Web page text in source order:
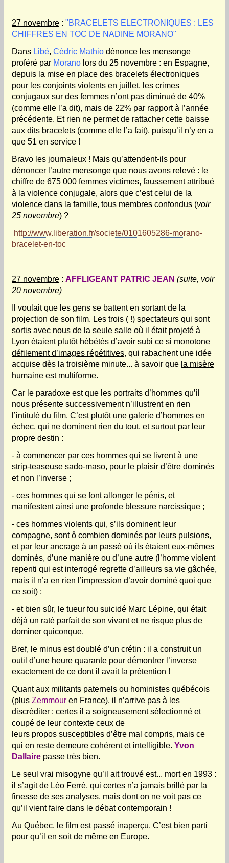
27 novembre : "BRACELETS ELECTRONIQUES : LES
CHIFFRES EN TOC DE NADINE MORANO"
Dans Libé, Cédric Mathio dénonce les mensonge
proféré par Morano lors du 25 novembre : en Espagne,
depuis la mise en place des bracelets électroniques
pour les conjoints violents en juillet, les crimes
conjugaux sur des femmes n’ont pas diminué de 40%
(comme elle l’a dit), mais de 22% par rapport à l’année
précédente. Et rien ne permet de rattacher cette baisse
aux dits bracelets (comme elle l’a fait), puisqu’il n’y en a
que 51 en service !
Bravo les journaleux ! Mais qu’attendent-ils pour
dénoncer l’autre mensonge que nous avons relevé : le
chiffre de 675 000 femmes victimes, faussement attribué
à la violence conjugale, alors que c’est celui de la
violence dans la famille, tous membres confondus (voir
25 novembre) ?
http://www.liberation.fr/societe/0101605286-morano-
bracelet-en-toc
27 novembre : AFFLIGEANT PATRIC JEAN (suite, voir
20 novembre)
Il voulait que les gens se battent en sortant de la
projection de son film. Les trois ( !) spectateurs qui sont
sortis avec nous de la seule salle où il était projeté à
Lyon étaient plutôt hébétés d’avoir subi ce si monotone
défilement d’images répétitives, qui rabachent une idée
acquise dès la troisième minute... à savoir que la misère
humaine est multiforme.
Car le paradoxe est que les portraits d’hommes qu’il
nous présente successivement n’illustrent en rien
l’intitulé du film. C’est plutôt une galerie d’hommes en
échec, qui ne dominent rien du tout, et surtout par leur
propre destin :
- à commencer par ces hommes qui se livrent à une
strip-teaseuse sado-maso, pour le plaisir d’être dominés
et non l’inverse ;
- ces hommes qui se font allonger le pénis, et
manifestent ainsi une profonde blessure narcissique ;
- ces hommes violents qui, s’ils dominent leur
compagne, sont ô combien dominés par leurs pulsions,
et par leur ancrage à un passé où ils étaient eux-mêmes
dominés, d’une manière ou d’une autre (l’homme violent
repenti qui est interrogé regrette d’ailleurs sa vie gâchée,
mais il n’a en rien l’impression d’avoir dominé quoi que
ce soit) ;
- et bien sûr, le tueur fou suicidé Marc Lépine, qui était
déjà un raté parfait de son vivant et ne risque plus de
dominer quiconque.
Bref, le minus est doublé d’un crétin : il a construit un
outil d’une heure quarante pour démontrer l’inverse
exactement de ce dont il avait la prétention !
Quant aux militants paternels ou hoministes québécois
(plus Zemmour en France), il n’arrive pas à les
discréditer : certes il a soigneusement sélectionné et
coupé de leur contexte ceux de
leurs propos susceptibles d’être mal compris, mais ce
qui en reste demeure cohérent et intelligible. Yvon
Dallaire passe très bien.
Le seul vrai misogyne qu’il ait trouvé est... mort en 1993 :
il s’agit de Léo Ferré, qui certes n’a jamais brillé par la
finesse de ses analyses, mais dont on ne voit pas ce
qu’il vient faire dans le débat contemporain !
Au Québec, le film est passé inaperçu. C’est bien parti
pour qu’il en soit de même en Europe.